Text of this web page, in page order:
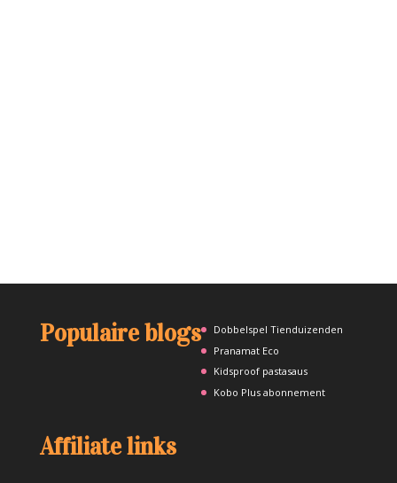
Populaire blogs
Dobbelspel Tienduizenden
Pranamat Eco
Kidsproof pastasaus
Kobo Plus abonnement
Affiliate links